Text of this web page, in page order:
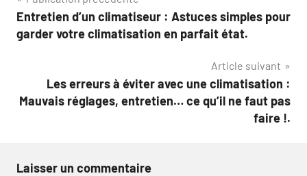
de
Entretien d’un climatiseur : Astuces simples pour
garder votre climatisation en parfait état.
Article suivant
Les erreurs à éviter avec une climatisation :
Mauvais réglages, entretien… ce qu’il ne faut pas
faire !.
Laisser un commentaire